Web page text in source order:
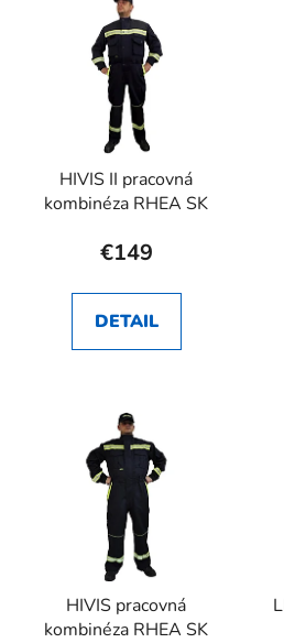
HIVIS II pracovná
kombinéza RHEA SK
€149
DETAIL
HIVIS pracovná
kombinéza RHEA SK